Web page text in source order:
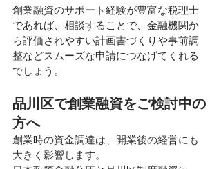
創業融資のサポート経験が豊富な税理士
であれば、相談することで、金融機関か
ら評価されやすい計画書づくりや事前調
整などスムーズな申請につなげてくれる
でしょう。
品川区で創業融資をご検討中の
方へ
創業時の資金調達は、開業後の経営にも
大きく影響します。